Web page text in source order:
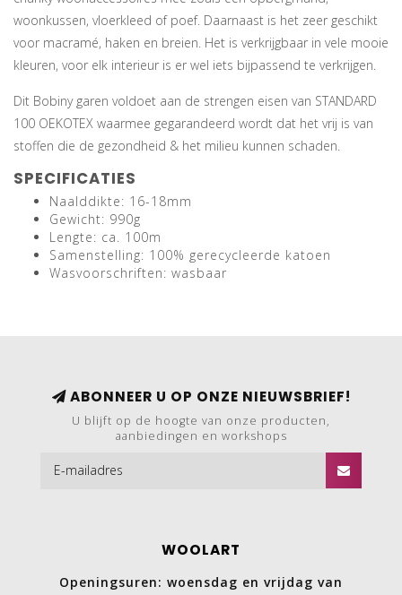
woonkussen, vloerkleed of poef. Daarnaast is het zeer geschikt
voor macramé, haken en breien. Het is verkrijgbaar in vele mooie
kleuren, voor elk interieur is er wel iets bijpassend te verkrijgen.
Dit Bobiny garen voldoet aan de strengen eisen van STANDARD
100 OEKOTEX waarmee gegarandeerd wordt dat het vrij is van
stoffen die de gezondheid & het milieu kunnen schaden.
SPECIFICATIES
Naalddikte: 16-18mm
Gewicht: 990g
Lengte: ca. 100m
Samenstelling: 100% gerecycleerde katoen
Wasvoorschriften: wasbaar
ABONNEER U OP ONZE NIEUWSBRIEF!
U blijft op de hoogte van onze producten,
aanbiedingen en workshops
WOOLART
Openingsuren: woensdag en vrijdag van